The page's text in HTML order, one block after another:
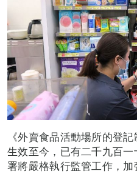
《外賣食品活動場所的登
生效至今，已有二千九百
署將嚴格執行監管工作，